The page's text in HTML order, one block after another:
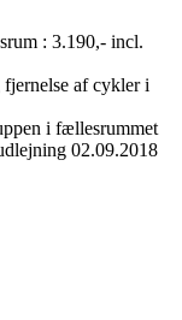
: 3.190,- incl.
af cykler i
i fællesrummet
02.09.2018